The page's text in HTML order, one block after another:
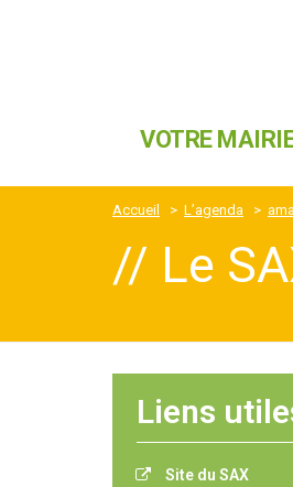
VOTRE
Accueil > L’agenda >
// Le
Liens
Site du SAX